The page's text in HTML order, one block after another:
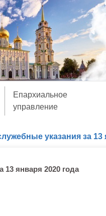
Епархиальное
управление
указания за 13
13 января 2020 года